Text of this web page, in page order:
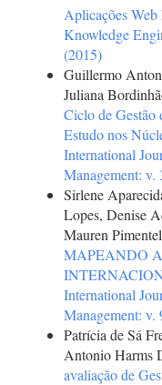
Aplicações
Knowledge
(2015)
Guillermo
Juliana
Ciclo de Gestão
Estudo nos
International
Management: v.
Sirlene
Lopes, Denise
Mauren
MAPEANDO
International
Management: v.
Patrícia de Sá
Antonio Harms
avaliação de